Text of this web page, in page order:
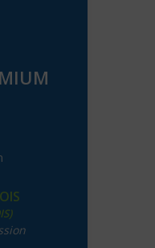
avant
page